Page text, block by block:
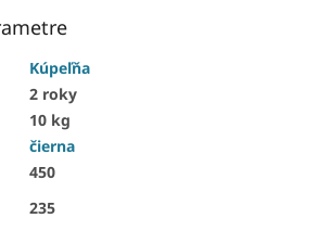
Kúpeľňa
2 roky
10 kg
čierna
450
235